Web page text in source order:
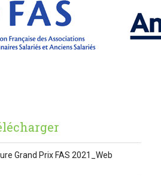
Grand Prix FAS 2021_Web